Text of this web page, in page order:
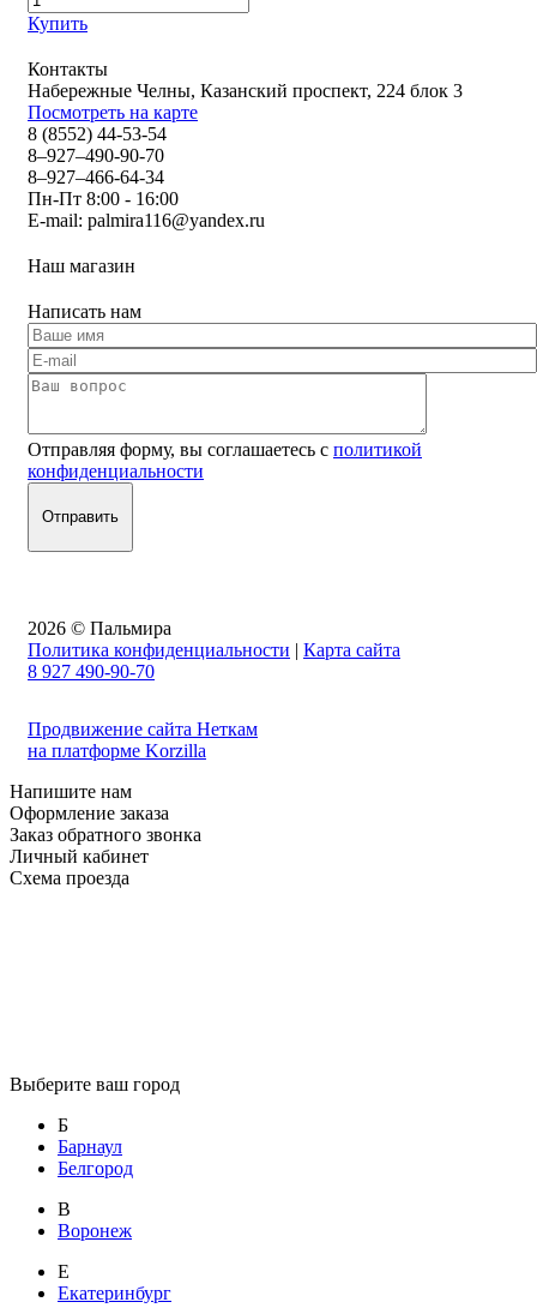
Купить
Контакты
Набережные Челны, Казанский проспект, 224 блок 3
Посмотреть на карте
8 (8552) 44-53-54
8–927–490-90-70
8–927–466-64-34
Пн-Пт 8:00 - 16:00
E-mail: palmira116@yandex.ru
Наш магазин
Написать нам
Отправляя форму, вы соглашаетесь с политикой
конфиденциальности
2026 © Пальмира
Политика конфиденциальности | Карта сайта
8 927 490-90-70
Продвижение сайта Неткам
на платформе Korzilla
Напишите нам
Оформление заказа
Заказ обратного звонка
Личный кабинет
Схема проезда
Выберите ваш город
Б
Барнаул
Белгород
В
Воронеж
Е
Екатеринбург